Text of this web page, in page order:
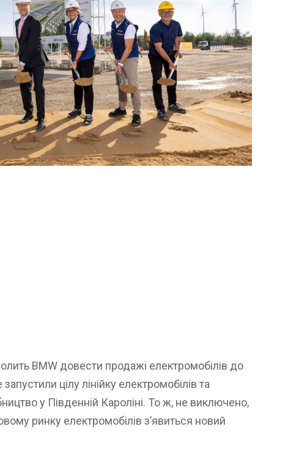
BMW довести продажі електромобілів до
цілу лінійку електромобілів та
у Південній Кароліні. То ж, не виключено,
ринку електромобілів з’явиться новий